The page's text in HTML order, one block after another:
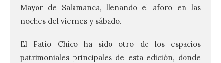
Mayor de Salamanca, llenando el aforo en las
noches del viernes y sábado.
El Patio Chico ha sido otro de los espacios
patrimoniales principales de esta edición, donde